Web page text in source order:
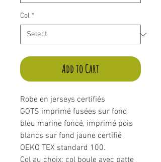
Col *
Add to Cart
Robe en jerseys certifiés
GOTS imprimé fusées sur fond
bleu marine foncé, imprimé pois
blancs sur fond jaune certifié
OEKO TEX standard 100.